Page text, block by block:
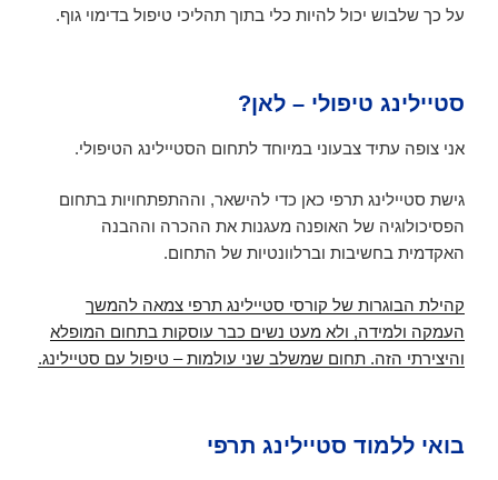
על כך שלבוש יכול להיות כלי בתוך תהליכי טיפול בדימוי גוף.
סטיילינג טיפולי – לאן?
אני צופה עתיד צבעוני במיוחד לתחום הסטיילינג הטיפולי.
גישת סטיילינג תרפי כאן כדי להישאר, וההתפתחויות בתחום
הפסיכולוגיה של האופנה מעגנות את ההכרה וההבנה
האקדמית בחשיבות וברלוונטיות של התחום.
קהילת הבוגרות של קורסי סטיילינג תרפי צמאה להמשך
העמקה ולמידה, ולא מעט נשים כבר עוסקות בתחום המופלא
והיצירתי הזה. תחום שמשלב שני עולמות – טיפול עם סטיילינג.
בואי ללמוד סטיילינג תרפי